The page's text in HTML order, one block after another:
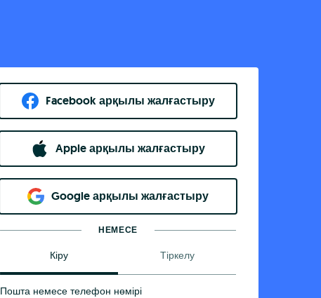
Facebook арқылы жалғастыру
Apple арқылы жалғастыру
Google арқылы жалғастыру
НЕМЕСЕ
Кіру Тіркелу
Пошта немесе телефон нөмірі